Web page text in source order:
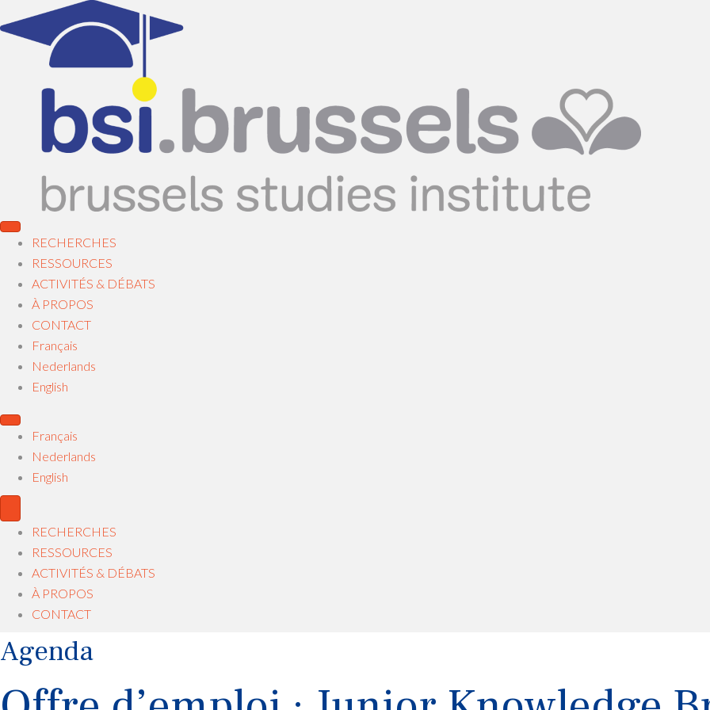
RECHERCHES
RESSOURCES
ACTIVITÉS & DÉBATS
À PROPOS
CONTACT
Français
Nederlands
English
Français
Nederlands
English
RECHERCHES
RESSOURCES
ACTIVITÉS & DÉBATS
À PROPOS
CONTACT
Agenda